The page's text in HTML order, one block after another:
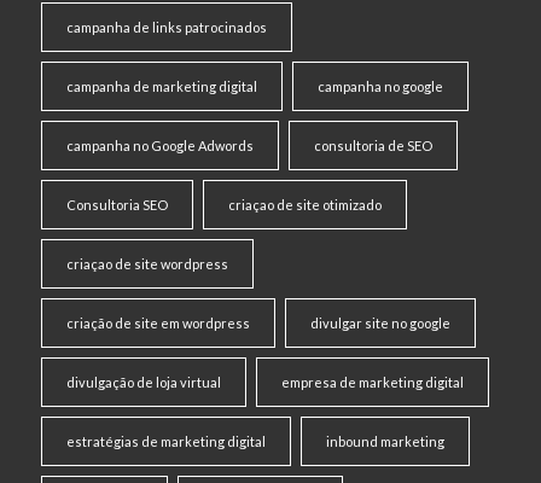
campanha de links patrocinados
campanha de marketing digital campanha no google
campanha no Google Adwords consultoria de SEO
Consultoria SEO criaçao de site otimizado
criaçao de site wordpress
criação de site em wordpress divulgar site no google
divulgação de loja virtual empresa de marketing digital
estratégias de marketing digital inbound marketing